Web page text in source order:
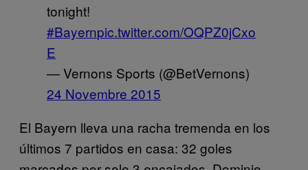
tonight!
#Bayernpic.twitter.com/OQPZ0jCxo
E
— Vernons Sports (@BetVernons)
24 Novembre 2015
El Bayern lleva una racha tremenda en los
últimos 7 partidos en casa: 32 goles